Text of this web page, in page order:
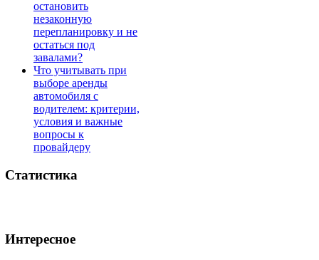
остановить
незаконную
перепланировку и не
остаться под
завалами?
Что учитывать при
выборе аренды
автомобиля с
водителем: критерии,
условия и важные
вопросы к
провайдеру
Статистика
Интересное